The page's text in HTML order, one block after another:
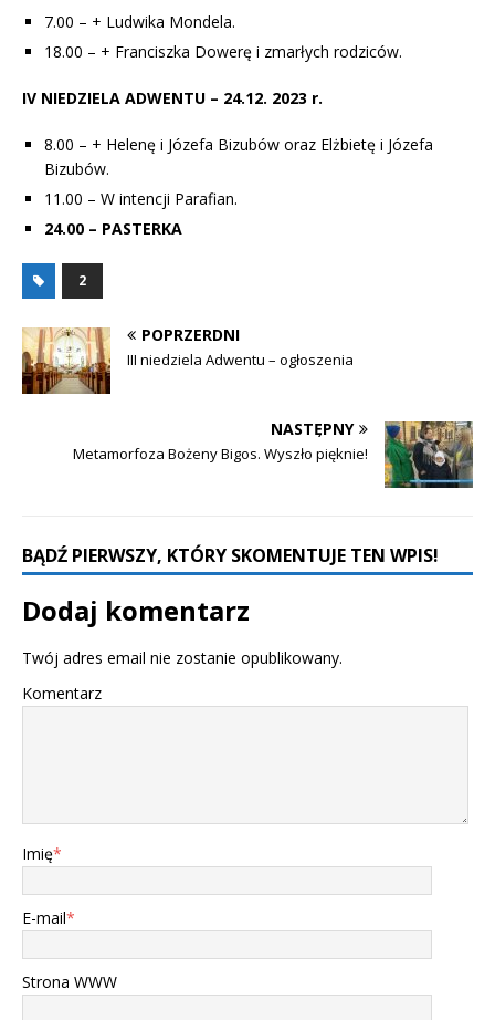
7.00 – + Ludwika Mondela.
18.00 – + Franciszka Dowerę i zmarłych rodziców.
IV NIEDZIELA ADWENTU – 24.12. 2023 r.
8.00 – + Helenę i Józefa Bizubów oraz Elżbietę i Józefa
Bizubów.
11.00 – W intencji Parafian.
24.00 – PASTERKA
2
POPRZERDNI
III niedziela Adwentu – ogłoszenia
NASTĘPNY
Metamorfoza Bożeny Bigos. Wyszło pięknie!
BĄDŹ PIERWSZY, KTÓRY SKOMENTUJE TEN WPIS!
Dodaj komentarz
Twój adres email nie zostanie opublikowany.
Komentarz
Imię*
E-mail*
Strona WWW